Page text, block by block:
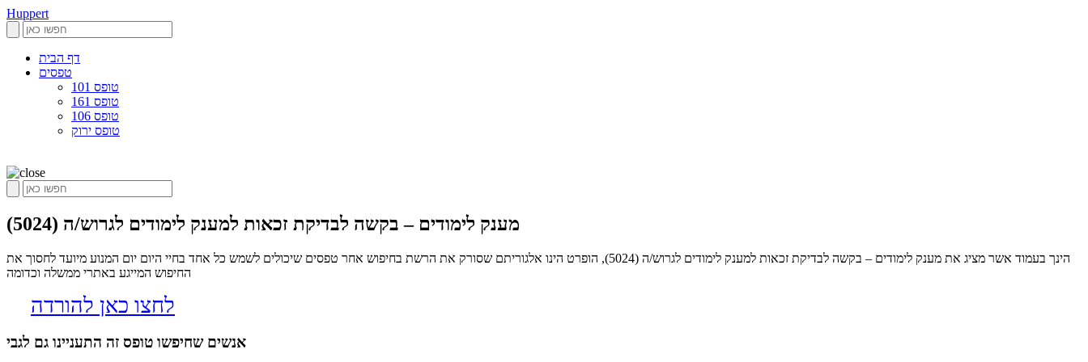
Huppert
דף הבית
טפסים
טופס 101
טופס 161
טופס 106
טופס ירוק
מענק לימודים – בקשה לבדיקת זכאות למענק לימודים לגרוש/ה (5024)
הינך בעמוד אשר מציג את מענק לימודים – בקשה לבדיקת זכאות למענק לימודים לגרוש/ה (5024), הופרט הינו אלגוריתם שסורק את הרשת בחיפוש אחר טפסים שיכולים לשמש כל אחד בחיי היום יום המנוע מיועד לחסוך את
החיפוש המייגע באתרי ממשלה וכדומה
לחצו כאן להורדה
אנשים שחיפשו טופס זה התעניינו גם לגבי